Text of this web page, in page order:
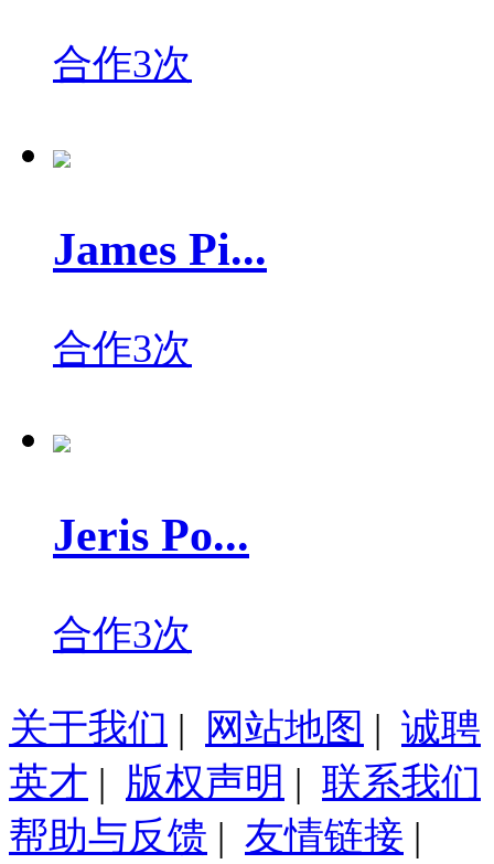
合作3次
James Pi...
合作3次
Jeris Po...
合作3次
关于我们 | 网站地图 | 诚聘
英才 | 版权声明 | 联系我们
帮助与反馈 | 友情链接 |